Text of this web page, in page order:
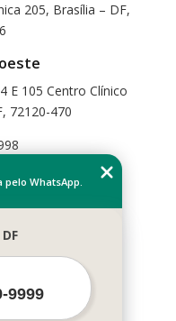
205, Brasília – DF,
E 105 Centro Clínico
72120-470
WhatsApp.